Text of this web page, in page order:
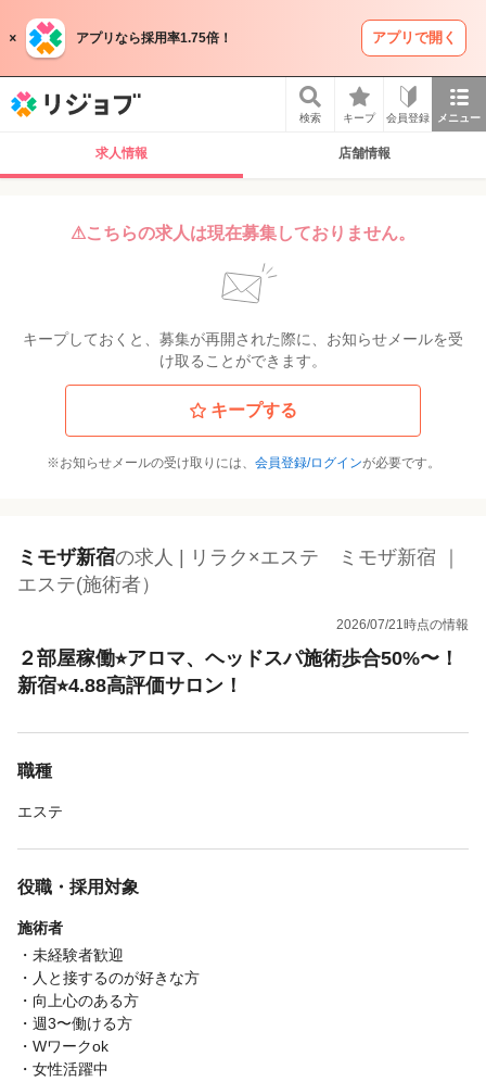
アプリなら採用率1.75倍！ アプリで開く
検索 キープ 会員登録 メニュー
求人情報 店舗情報
⚠こちらの求人は現在募集しておりません。
キープしておくと、募集が再開された際に、お知らせメールを受
け取ることができます。
キープする
※お知らせメールの受け取りには、 会員登録/ログインが必要です。
ミモザ新宿の求人 | リラク×エステ ミモザ新宿 ｜
エステ(施術者）
2026/07/21時点の情報
２部屋稼働⭐︎アロマ、ヘッドスパ施術歩合50%〜！
新宿⭐︎4.88高評価サロン！
職種
エステ
役職・採用対象
施術者
・未経験者歓迎
・人と接するのが好きな方
・向上心のある方
・週3〜働ける方
・Wワークok
・女性活躍中